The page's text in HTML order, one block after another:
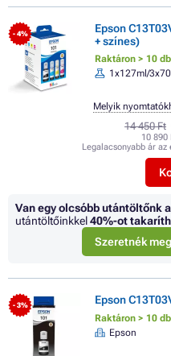
- 4%
Epson
+ színes)
Raktáron > 10 db
1x127ml/
14 450 Ft
10 890
Legalacsonyabb ár az
Melyik
Van egy olcsóbb utántöltőnk
utántöltőinkkel40%-ot
Szeretnék
- 3% Epson
Raktáron > 10 db
Epson